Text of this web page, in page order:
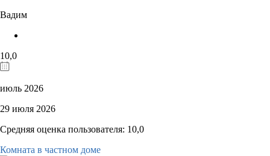
Вадим
10,0
июль 2026
29 июля 2026
Средняя оценка пользователя: 10,0
Комната в частном доме